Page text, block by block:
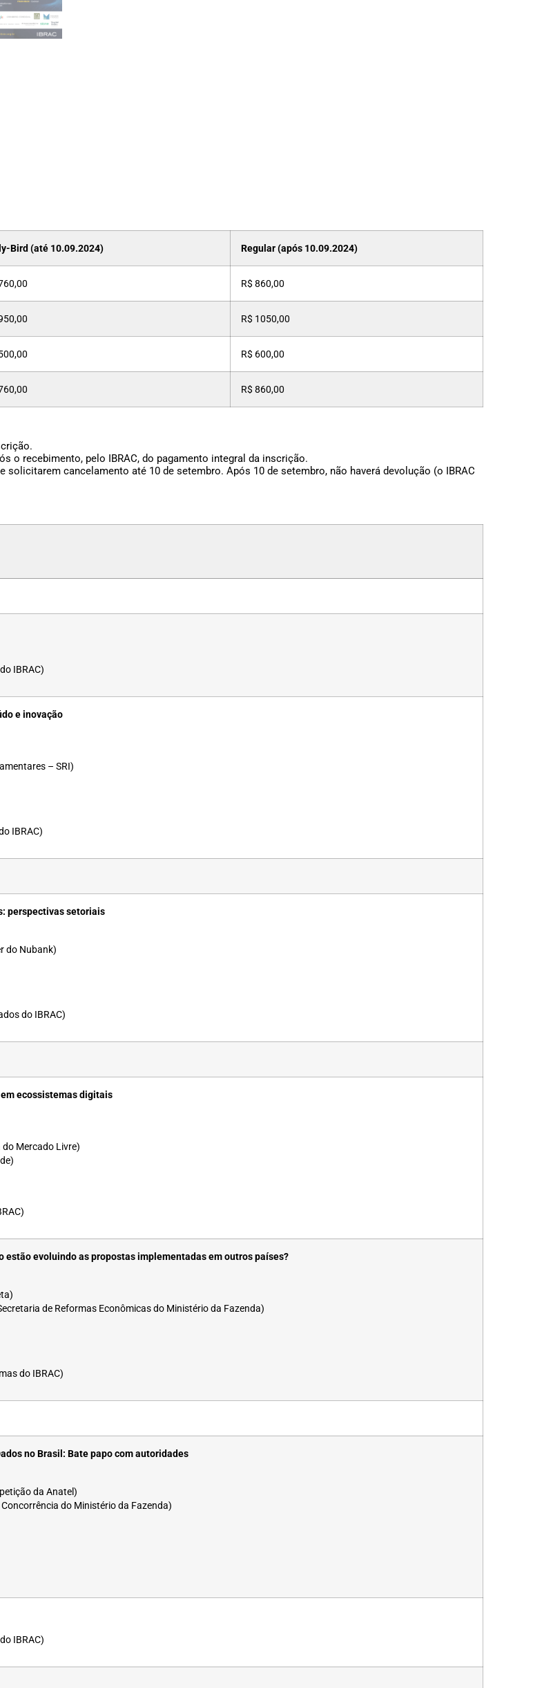
Bird (até 10.09.2024) Regular (após 10.09.2024)
R$ 860,00
R$ 1050,00
R$ 600,00
R$ 860,00
o recebimento, pelo IBRAC, do pagamento integral da inscrição.
cancelamento até 10 de setembro. Após 10 de setembro, não haverá devolução (o IBRAC
IBRAC)
e inovação
– SRI)
IBRAC)
perspectivas setoriais
do Nubank)
do IBRAC)
ecossistemas digitais
Mercado Livre)
evoluindo as propostas implementadas em outros países?
de Reformas Econômicas do Ministério da Fazenda)
do IBRAC)
no Brasil: Bate papo com autoridades
da Anatel)
do Ministério da Fazenda)
IBRAC)